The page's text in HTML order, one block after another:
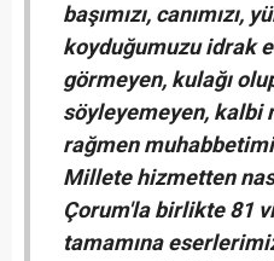
başımızı, canımızı,
koyduğumuzu idrak
görmeyen, kulağı
söyleyemeyen, kalbi
rağmen
Millete hizmetten
Çorum'la birlikte 81
tamamına